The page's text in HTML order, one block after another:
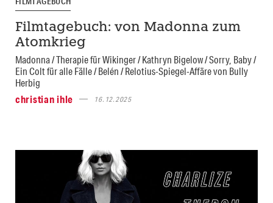
Filmtagebuch: von Madonna zum
Atomkrieg
Madonna / Therapie für Wikinger / Kathryn Bigelow / Sorry, Baby /
Ein Colt für alle Fälle / Belén / Relotius-Spiegel-Affäre von Bully
Herbig
christian ihle
16.12.2025